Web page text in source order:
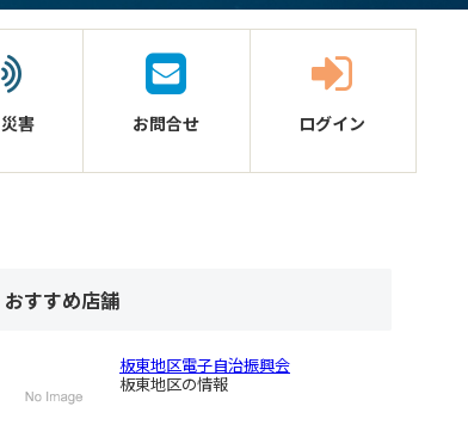
災害 お問合せ ログイン
おすすめ店舗
板東地区電子自治振興会
板東地区の情報